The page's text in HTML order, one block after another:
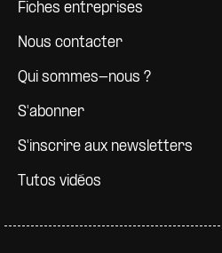
Fiches entreprises
Nous contacter
Qui sommes-nous ?
S'abonner
S'inscrire aux newsletters
Tutos vidéos